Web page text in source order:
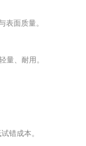
面质量。
量、耐用。
错成本。